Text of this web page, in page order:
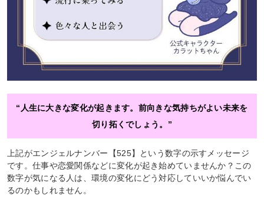
“人生に大きな変化が起きます。前向きな気持ちがよい未来を
切り拓くでしょう。”
上記がエンジェルナンバー【525】という数字の示すメッセージ
です。仕事や恋愛関係などに変化が起き始めていませんか？この
数字が気になる人は、環境の変化にどう対応していいか悩んでい
るのかもしれません。